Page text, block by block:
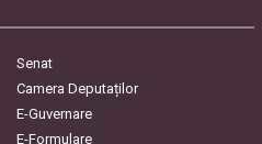
Senat
Camera Deputaților
E-Guvernare
E-Formulare